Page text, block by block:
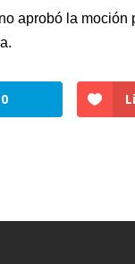
aprobó la
0